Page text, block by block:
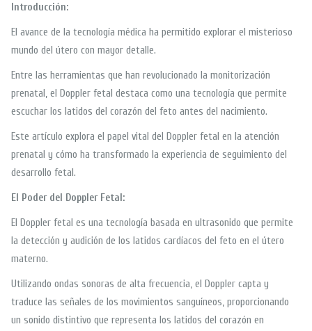
Introducción:
El avance de la tecnología médica ha permitido explorar el misterioso
mundo del útero con mayor detalle.
Entre las herramientas que han revolucionado la monitorización
prenatal, el Doppler fetal destaca como una tecnología que permite
escuchar los latidos del corazón del feto antes del nacimiento.
Este artículo explora el papel vital del Doppler fetal en la atención
prenatal y cómo ha transformado la experiencia de seguimiento del
desarrollo fetal.
El Poder del Doppler Fetal:
El Doppler fetal es una tecnología basada en ultrasonido que permite
la detección y audición de los latidos cardíacos del feto en el útero
materno.
Utilizando ondas sonoras de alta frecuencia, el Doppler capta y
traduce las señales de los movimientos sanguíneos, proporcionando
un sonido distintivo que representa los latidos del corazón en